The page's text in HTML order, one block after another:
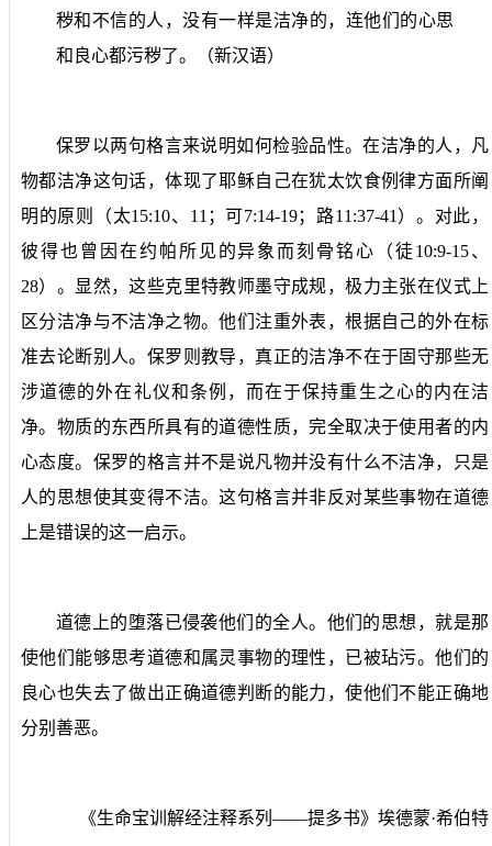
秽和不信的人，没有一样是洁净的，连他们的心思
和良心都污秽了。（新汉语）
保罗以两句格言来说明如何检验品性。在洁净的人，凡
物都洁净这句话，体现了耶稣自己在犹太饮食例律方面所阐
明的原则（太15:10、 11 ；可7:14-19；路11:37-41 ）。对此，
彼得也曾因在约帕所见的异象而刻骨铭心（徒10:9-15、
28）。显然，这些克里特教师墨守成规，极力主张在仪式上
区分洁净与不洁净之物。他们注重外表，根据自己的外在标
准去论断别人。保罗则教导，真正的洁净不在于固守那些无
涉道德的外在礼仪和条例，而在于保持重生之心的内在洁
净。物质的东西所具有的道德性质，完全取决于使用者的内
心态度。保罗的格言并不是说凡物并没有什么不洁净，只是
人的思想使其变得不洁。这句格言并非反对某些事物在道德
上是错误的这一启示。
道德上的堕落已侵袭他们的全人。他们的思想，就是那
使他们能够思考道德和属灵事物的理性，已被玷污。他们的
良心也失去了做出正确道德判断的能力，使他们不能正确地
分别善恶。
《生命宝训解经注释系列——提多书》埃德蒙·希伯特